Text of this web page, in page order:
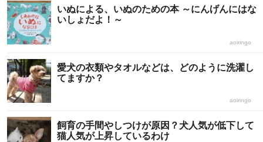
いぬによる、いぬのための本 ～にんげんにはな
いしょだよ！～
aoiringo
愛犬の衣類やタオルなどは、どのように洗濯し
てますか？
aoiringo
飼育の手間やしつけが原因？犬人気が低下して
猫人気が上昇しているわけ